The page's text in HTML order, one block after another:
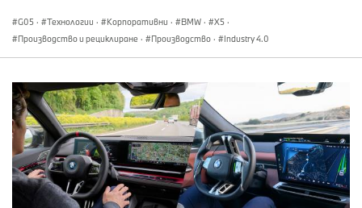
части
2017Въвеждане в експлоатация на западното
разширение на монтажните мощности
2018Старт на серийното производство на BMW
X2
2025 Въвеждане в експлоатация на допълнителен
каросериен цех в Нойтраублинг
G05 · Технологии · Корпоративни · BMW · X5 ·
Производство и рециклиране · Производство · Industry 4.0